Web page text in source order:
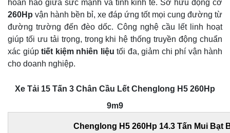
hoàn hảo giữa sức mạnh và tính kinh tế. Sở hữu động cơ
260Hp vận hành bền bỉ, xe đáp ứng tốt mọi cung đường từ
đường trường đến đèo dốc. Công nghệ cầu lết linh hoạt
giúp tối ưu tải trọng, trong khi hệ thống truyền động chuẩn
xác giúp tiết kiệm nhiên liệu tối đa, giảm chi phí vận hành
cho doanh nghiệp.
Xe Tải 15 Tấn 3 Chân Cầu Lết Chenglong H5 260Hp
9m9
Chenglong H5 260Hp 14.3 Tấn Mui Bạt